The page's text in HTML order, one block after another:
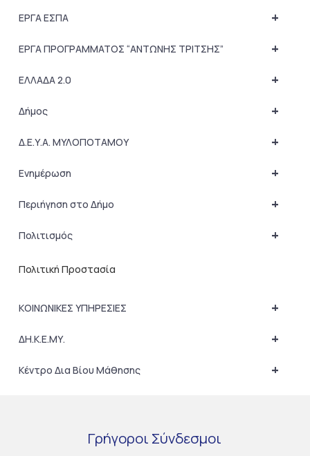
+
ΕΡΓΑ ΕΣΠΑ
+
ΕΡΓΑ ΠΡΟΓΡΑΜΜΑΤΟΣ “ΑΝΤΩΝΗΣ ΤΡΙΤΣΗΣ”
+
ΕΛΛΑΔΑ 2.0
+
Δήμος
+
Δ.Ε.Υ.Α. ΜΥΛΟΠΟΤΑΜΟΥ
+
Ενημέρωση
+
Περιήγηση στο Δήμο
+
Πολιτισμός
Πολιτική Προστασία
+
ΚΟΙΝΩΝΙΚΕΣ ΥΠΗΡΕΣΙΕΣ
+
ΔΗ.Κ.Ε.ΜΥ.
+
Κέντρο Δια Βίου Μάθησης
Γρήγοροι Σύνδεσμοι